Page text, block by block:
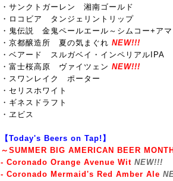
・サンクトガーレン 湘南ゴールド
・ロコビア タンジェリントリップ
・鬼伝説 金鬼ペールエール～シムコー+ア
・京都醸造所 夏の気まぐれ NEW!!!
・ベアード スルガベイ・インペリアルIPA
・富士桜高原 ヴァイツェン NEW!!!
・スワンレイク ポーター
・セリスホワイト
・ギネ スドラフト
・ヱビス
【Today's Beers on Tap!】
～SUMMER BIG AMERICAN BEER
- Coronado Orange Avenue Wit NEW!!!
- Coronado Mermaid's Red Amber Ale